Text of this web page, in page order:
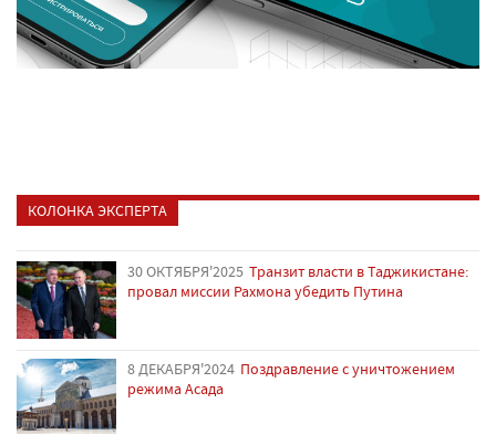
КОЛОНКА ЭКСПЕРТА
30 ОКТЯБРЯ'2025 Транзит власти в Таджикистане:
провал миссии Рахмона убедить Путина
8 ДЕКАБРЯ'2024 Поздравление с уничтожением
режима Асада